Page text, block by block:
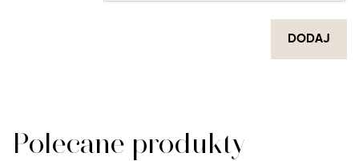
DODAJ
Polecane produkty